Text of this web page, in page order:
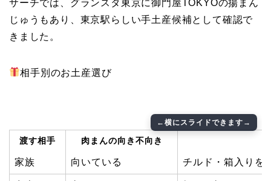
サーチでは、グランスタ東京に御門屋TOKYOの揚まん
じゅうもあり、東京駅らしい手土産候補として確認で
きました。
相手別のお土産選び
渡す相手 肉まんの向き不向き
家族 向いている チルド・箱入りを